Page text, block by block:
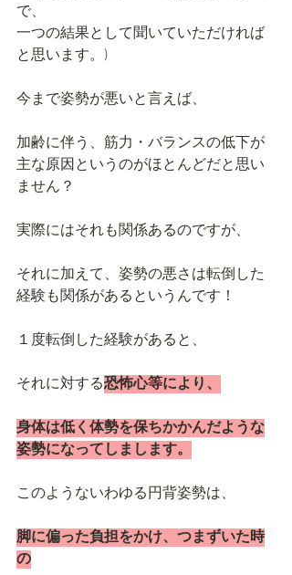
で、
一つの結果として聞いていただければ
と思います。)
今まで姿勢が悪いと言えば、
加齢に伴う、筋力・バランスの低下が
主な原因というのがほとんどだと思い
ません？
実際にはそれも関係あるのですが、
それに加えて、姿勢の悪さは転倒した
経験も関係があるというんです！
１度転倒した経験があると、
それに対する恐怖心等により、
身体は低く体勢を保ちかかんだような
姿勢になってしまします。
このようないわゆる円背姿勢は、
脚に偏った負担をかけ、つまずいた時
の